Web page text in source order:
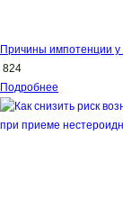
Причины импотенции у
824
Подробнее